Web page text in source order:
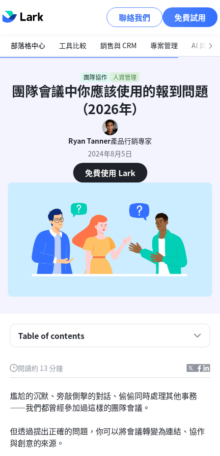
聯絡我們 免費試用
部落格中心 工具比較 銷售與 CRM 專案管理 AI 與自
團隊協作 人資管理
團隊會議中你應該使用的報到問題
（2026年）
Ryan Tanner產品行銷專家
2024年8月5日
免費使用 Lark
閱讀約 13 分鐘
尷尬的沉默、旁敲側擊的對話、偷偷同時處理其他事務
——我們都曾經參加過這樣的團隊會議。
但透過提出正確的問題，你可以將會議轉變為連結、協作
與創意的來源。
Table of contents
什麼是報到問題？
有哪些常見的挑戰是簽到問題可以解決的？
會議中進行報到問題的好處是什麼？
30個最佳報到問題，按類型排序
如何透過報到問題舉行有效會議：技巧與最佳實踐
Lark 如何提升您的會議與工作場所效能